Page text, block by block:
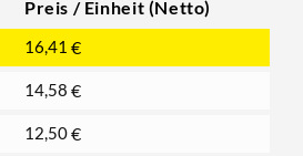
Preis / Einheit (Netto)
16,41 €
14,58 €
12,50€